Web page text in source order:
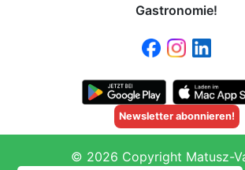
Gastronomie!
Newsletter abonnieren!
© 2026 Copyright Matusz-